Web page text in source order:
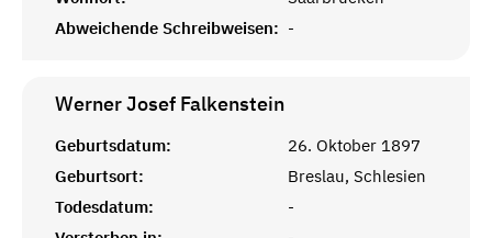
Abweichende Schreibweisen: -
Werner Josef Falkenstein
Geburtsdatum:
26. Oktober 1897
Geburtsort:
Breslau, Schlesien
Todesdatum:
-